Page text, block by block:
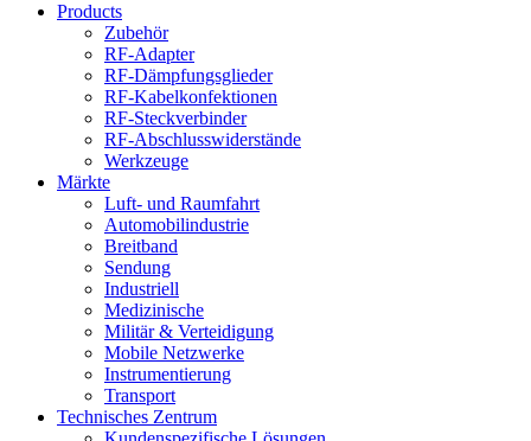
Products
Zubehör
RF-Adapter
RF-Dämpfungsglieder
RF-Kabelkonfektionen
RF-Steckverbinder
RF-Abschlusswiderstände
Werkzeuge
Märkte
Luft- und Raumfahrt
Automobilindustrie
Breitband
Sendung
Industriell
Medizinische
Militär & Verteidigung
Mobile Netzwerke
Instrumentierung
Transport
Technisches Zentrum